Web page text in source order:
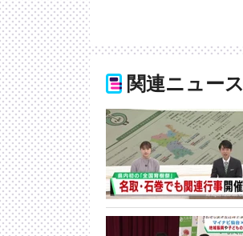
関連ニュース